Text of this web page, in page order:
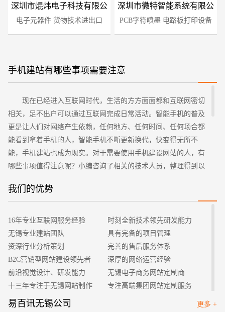
深圳市焜炜电子科技有限公
司
电子元器件 货物技术进出口
深圳市微特智能系统有限公
司
PCB字符喷墨 电路板打印设备
手机建站有哪些事项需要注意
现在已经进入互联网时代，生活的方方面面都和互联网密切
相关，足不出户可以通过互联网完成日常活动。智能手机的普及
更是让人们对网络产生依赖，任何地方、任何时间、任何场合都
能看到拿着手机的人，智能手机不断更新换代，快变得无所不
能，手机建站也成为现实。对于需要使用手机建设网站的人，有
哪些事项值得注意呢？小编咨询了相关的技术人员，整理得到以
第一、网站设计尽量简洁方便浏览
量简洁，简化页面可以让读者一眼找到内容重点，增加读者的好
感度。相反，如果页面繁杂，显示内容太多会给读者造成较差的
体验，还会影响网站页面的加载速度和下载速度以及给读者带来
数据流量的多余损失。网站的内容最好不要放置太大的视频、图
片和信息，网站的浏览速度一定要得到保证，不宜过慢，现在人
们都崇尚快速的阅读和得到信息。
第二、浏览器兼容性要好
现在市面上的浏览器是可以处理大多数网站的，允许用户放
我们的优势
16年专业互联网服务经验
无锡专业建站团队
资深行业分析策划
B2C营销型网站建设领先者
前沿视觉设计、研发能力
十三年专注于无锡网站制作
客户的满意是我们唯一的宗旨
时刻全新技术领先研发能力
具有完备的项目管理
完善的售后服务体系
深厚的网络运营经验
无锡电子商务网站定制商
专注高端集团网站定制服务
更多 +
易百讯无锡公司